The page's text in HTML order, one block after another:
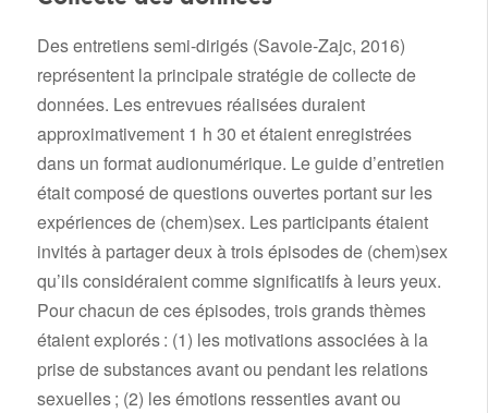
Des entretiens semi-dirigés (Savoie-Zajc, 2016)
représentent la principale stratégie de collecte de
données. Les entrevues réalisées duraient
approximativement 1 h 30 et étaient enregistrées
dans un format audionumérique. Le guide d’entretien
était composé de questions ouvertes portant sur les
expériences de (chem)sex. Les participants étaient
invités à partager deux à trois épisodes de (chem)sex
qu’ils considéraient comme significatifs à leurs yeux.
Pour chacun de ces épisodes, trois grands thèmes
étaient explorés : (1) les motivations associées à la
prise de substances avant ou pendant les relations
sexuelles ; (2) les émotions ressenties avant ou